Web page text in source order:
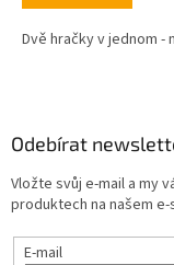
Dvě hračky v jednom
Odebírat
Vložte svůj e-mail a my
produktech na našem e-
E-mail